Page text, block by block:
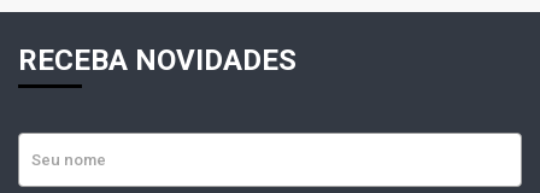
RECEBA NOVIDADES